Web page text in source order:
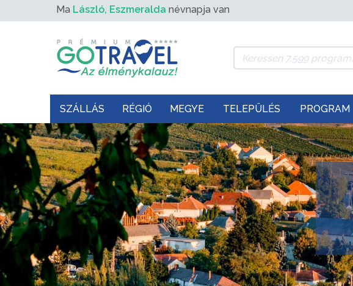
Ma László, Eszmeralda névnapja van
SZÁLLÁS RÉGIÓ MEGYE TELEPÜLÉS PROGRAM